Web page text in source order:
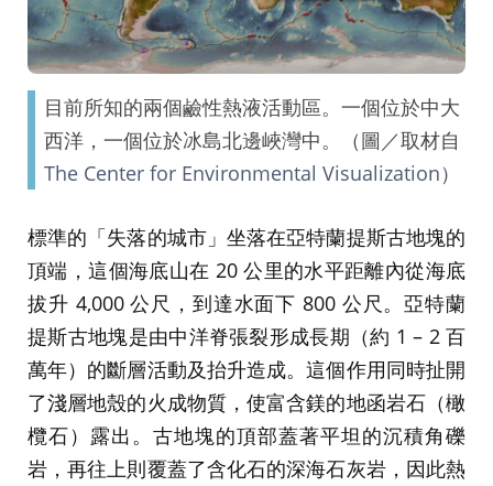
目前所知的兩個鹼性熱液活動區。一個位於中大
西洋，一個位於冰島北邊峽灣中。（圖／取材自
The Center for Environmental Visualization）
標準的「失落的城市」坐落在亞特蘭提斯古地塊的
頂端，這個海底山在 20 公里的水平距離內從海底
拔升 4,000 公尺，到達水面下 800 公尺。亞特蘭
提斯古地塊是由中洋脊張裂形成長期（約 1 – 2 百
萬年）的斷層活動及抬升造成。這個作用同時扯開
了淺層地殼的火成物質，使富含鎂的地函岩石（橄
欖石）露出。古地塊的頂部蓋著平坦的沉積角礫
岩，再往上則覆蓋了含化石的深海石灰岩，因此熱